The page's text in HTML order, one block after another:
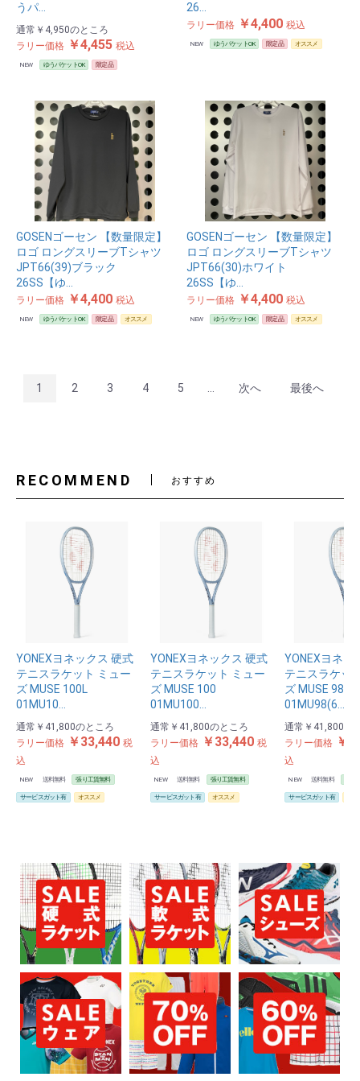
うパ…
通常 ￥4,950のところ
ラリー価格 ￥4,455 税込
NEW ゆうパケットOK 限定品
26…
ラリー価格 ￥4,400 税込
NEW ゆうパケットOK 限定品 オススメ
GOSENゴーセン 【数量限定】
ロゴ ロングスリーブTシャツ
JPT66(39)ブラック
26SS【ゆ…
ラリー価格 ￥4,400 税込
NEW ゆうパケットOK 限定品 オススメ
GOSENゴーセン 【数量限定】
ロゴ ロングスリーブTシャツ
JPT66(30)ホワイト
26SS【ゆ…
ラリー価格 ￥4,400 税込
NEW ゆうパケットOK 限定品 オススメ
カートへ進む
1 2 3 4 5 次へ 最後へ
RECOMMEND おすすめ
YONEXヨネックス 硬式
テニスラケット ミュー
ズ MUSE 100L
01MU10…
通常 ￥41,800のところ
ラリー価格 ￥33,440 税
込
NEW 送料無料 張り工賃無料
サービスガット有 オススメ
YONEXヨネックス 硬式
テニスラケット ミュー
ズ MUSE 100
01MU100…
通常 ￥41,800のところ
ラリー価格 ￥33,440税
込
NEW 送料無料 張り工賃無料
サービスガット有 オススメ
YONEXヨネッ
テニスラケッ
ズ MUSE 98
01MU98(6…
通常 ￥41,800
ラリー価格 ￥
込
NEW 送料無料
サービスガット有